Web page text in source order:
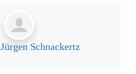
Jürgen Schnackertz